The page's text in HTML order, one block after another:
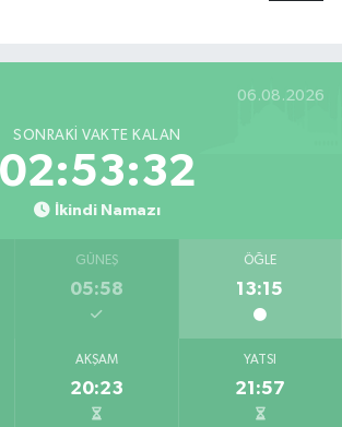
06.08.2026
SONRAKI VAKTE KALAN
02:53:31
İkindi Namazı
GÜNEŞ
05:58
ÖĞLE
13:15
AKŞAM
20:23
YATSI
21:57